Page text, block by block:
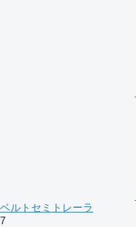
ベルトセミトレーラ
7